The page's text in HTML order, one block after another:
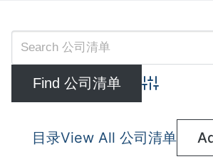
Advanced
目录View All 公司清单